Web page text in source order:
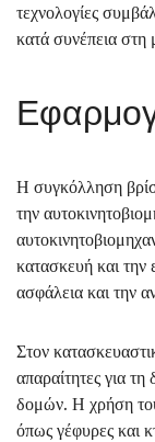
τεχνολογίες
κατά συνέπεια στη
Η συγκόλληση
την
κατασκευή και την
ασφάλεια και την
Στον
απαραίτητες για
δομών. Η χρήση
όπως γέφυρες και